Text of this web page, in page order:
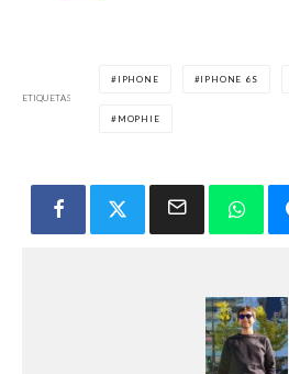
ETIQUETAS
IPHONE IPHONE 6S
MOPHIE